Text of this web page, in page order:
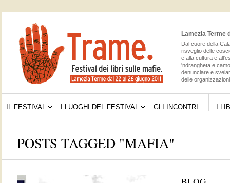
Lamezia Terme
Dal cuore della
risveglio delle
e alla cultura e
'ndrangheta e
denunciare e
delle
IL FESTIVAL I LUOGHI DEL FESTIVAL GLI INCONTRI I
POSTS TAGGED "MAFIA"